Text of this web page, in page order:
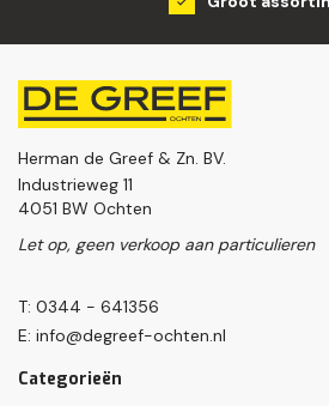
Herman de Greef & Zn. BV.
Industrieweg 11
4051 BW Ochten
Let op, geen verkoop aan particulieren
T: 0344 - 641356
E: info@degreef-ochten.nl
Categorieën